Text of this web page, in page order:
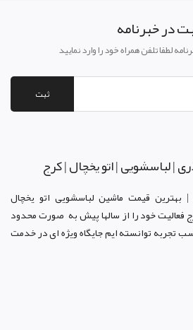
در خبرنامه
لطفا تلفن همراه خود را وارد نمایید
ثبت
| لباسشویی | اتو یخچال | کرج
| بهترین قیمت ماشین لباسشویی اتو یخچال
فعالیت خود را از سالها پیش به صورت محدود
تجربه توانسته ایم جایگاه ویژه ای در خدمت